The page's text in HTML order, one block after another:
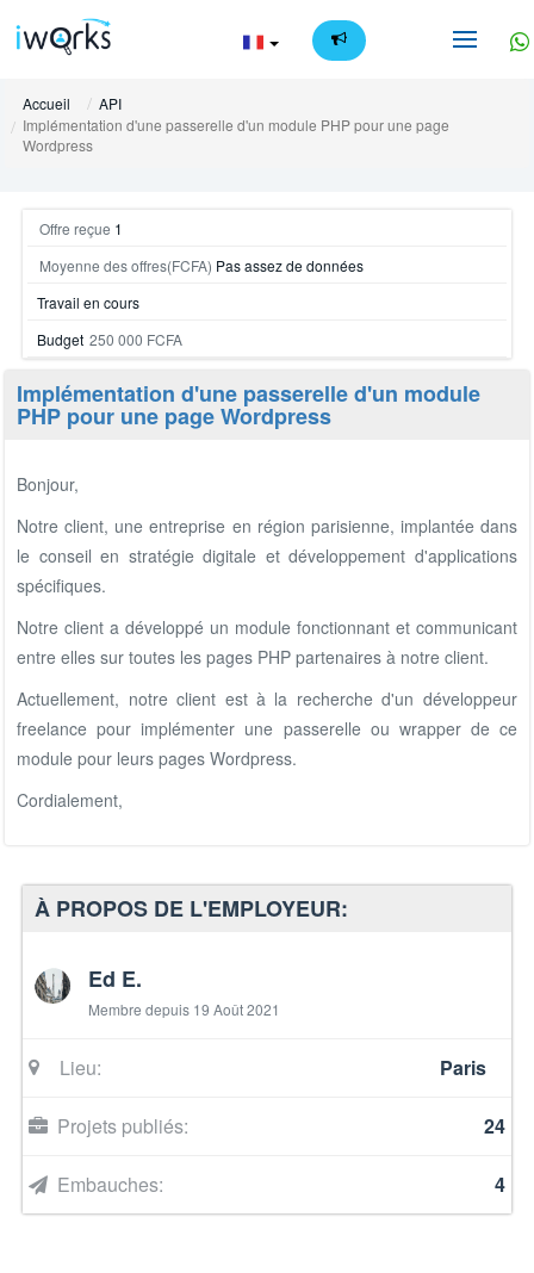
FR
Accueil
API
Implémentation d'une passerelle d'un module PHP pour une page
Wordpress
Offre reçue 1
Moyenne des offres(FCFA) Pas assez de données
Travail en cours
Budget 250 000 FCFA
Implémentation d'une passerelle d'un module
PHP pour une page Wordpress
Bonjour,
Notre client, une entreprise en région parisienne, implantée dans
le conseil en stratégie digitale et développement d'applications
spécifiques.
Notre client a développé un module fonctionnant et communicant
entre elles sur toutes les pages PHP partenaires à notre client.
Actuellement, notre client est à la recherche d'un développeur
freelance pour implémenter une passerelle ou wrapper de ce
module pour leurs pages Wordpress.
Cordialement,
À PROPOS DE L'EMPLOYEUR:
Ed E.
Membre depuis 19 Août 2021
Lieu: Paris
Projets publiés: 24
Embauches: 4